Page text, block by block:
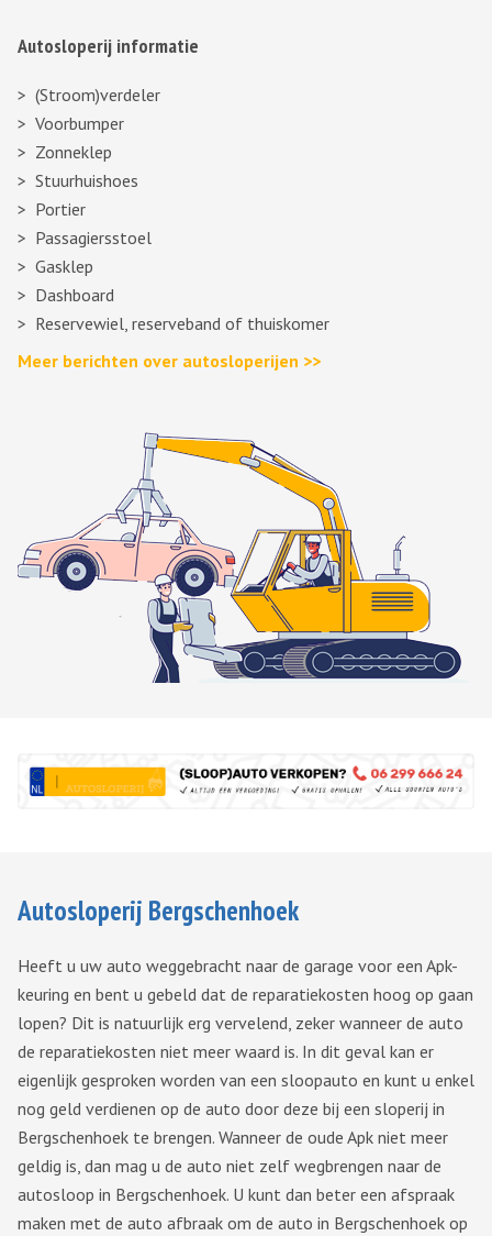
Autosloperij informatie
(Stroom)verdeler
Voorbumper
Zonneklep
Stuurhuishoes
Portier
Passagiersstoel
Gasklep
Dashboard
Reservewiel, reserveband of thuiskomer
Meer berichten over autosloperijen >>
Autosloperij Bergschenhoek
Heeft u uw auto weggebracht naar de garage voor een Apk-
keuring en bent u gebeld dat de reparatiekosten hoog op gaan
lopen? Dit is natuurlijk erg vervelend, zeker wanneer de auto
de reparatiekosten niet meer waard is. In dit geval kan er
eigenlijk gesproken worden van een sloopauto en kunt u enkel
nog geld verdienen op de auto door deze bij een sloperij in
Bergschenhoek te brengen. Wanneer de oude Apk niet meer
geldig is, dan mag u de auto niet zelf wegbrengen naar de
autosloop in Bergschenhoek. U kunt dan beter een afspraak
maken met de auto afbraak om de auto in Bergschenhoek op